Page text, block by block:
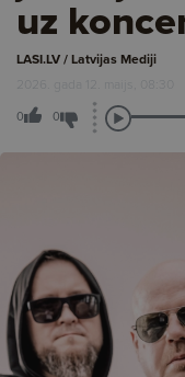
uz
LASI.LV / Latvijas Mediji
2026. gada 12. maijs, 08:30
0 0